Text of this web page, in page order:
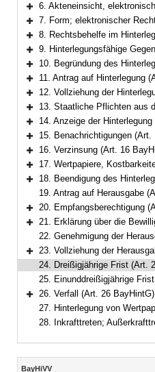
Bereich erweitern
6. Akteneinsicht,
Bereich erweitern
7. Form; elektronischer
Bereich erweitern
8. Rechtsbehelfe im
Bereich erweitern
9. Hinterlegungsfähige
Bereich erweitern
10. Begründung des
Bereich erweitern
11. Antrag auf Hinterlegung
Bereich erweitern
12. Vollziehung der
Bereich erweitern
13. Staatliche Pflichten aus dem
Bereich erweitern
14. Anzeige der
Bereich erweitern
15. Benachrichtigungen (Art.
Bereich erweitern
16. Verzinsung (Art. 16
Bereich erweitern
17. Wertpapiere,
Bereich erweitern
18. Beendigung des
19. Antrag auf Herausgabe
Bereich erweitern
20. Empfangsberechtigung
Bereich erweitern
21. Erklärung über die
22. Genehmigung der
Bereich erweitern
23. Vollziehung der
24. Dreißigjährige Frist (Art.
25. Einunddreißigjährige
Bereich erweitern
26. Verfall (Art. 26 BayHintG)
27. Hinterlegung von
28. Inkrafttreten;
Inhalt
BayHiVV